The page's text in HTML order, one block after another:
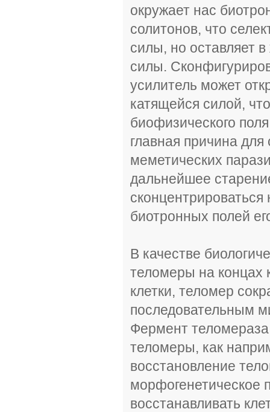
окружает нас
солитонов, что
силы, но оставляет
силы.
усилитель может
катящейся силой,
биофизического
главная причина
меметических
дальнейшее
биотронных полей
В качестве
теломеры на концах
клетки, теломер
последовательным
Фермент
теломеры, как
восстановление
морфогенетическое
восстанавливать